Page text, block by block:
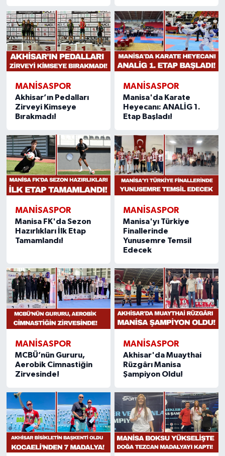
MANISASPOR
Akhisar’ın Pedalları
Zirveyi Kimseye
Bırakmadı!
MANISASPOR
Manisa'da Karate
Heyecanı: ANALİG 1.
Etap Başladı!
MANISASPOR
Manisa FK'da Sezon
Hazırlıkları İlk Etap
Tamamlandı!
MANISASPOR
Manisa'yı Türkiye
Finallerinde
Yunusemre Temsil
Edecek
MANISASPOR
MCBÜ’nün Gururu,
Aerobik Cimnastiğin
Zirvesinde!
MANISASPOR
Akhisar'da Muaythai
Rüzgârı Manisa
Şampiyon Oldu!